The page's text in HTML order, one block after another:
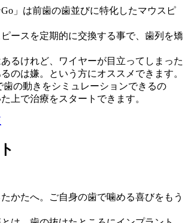
Go」は前歯の歯並びに特化したマウスピ
ースを定期的に交換する事で、歯列を矯
るけれど、ワイヤーが目立ってしまった
のは嫌。という方にオススメできます。
歯の動きをシミュレーションできるの
上で治療をスタートできます。
かたへ。ご自身の歯で噛める喜びをもう